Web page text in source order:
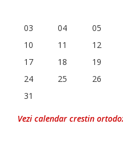
03
04 05
10
11 12
17
18 19
24
25 26
31
Vezi calendar crestin